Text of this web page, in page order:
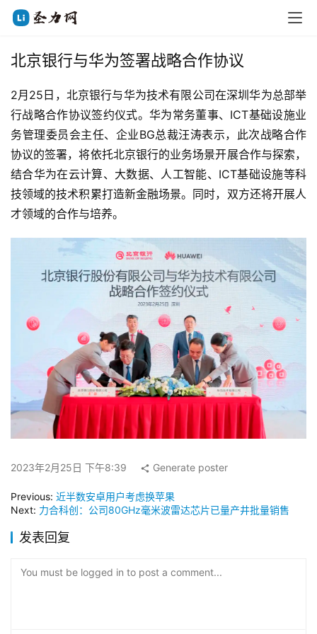
北京银行与华为签署战略合作协议
2月25日，北京银行与华为技术有限公司在深圳华为总部举
行战略合作协议签约仪式。华为常务董事、ICT基础设施业
务管理委员会主任、企业BG总裁汪涛表示，此次战略合作
协议的签署，将依托北京银行的业务场景开展合作与探索，
结合华为在云计算、大数据、人工智能、ICT基础设施等科
技领域的技术积累打造新金融场景。同时，双方还将开展人
才领域的合作与培养。
2023年2月25日 下午8:39 Generate poster
Previous: 近半数安卓用户考虑换苹果
Next: 力合科创：公司80GHz毫米波雷达芯片已量产井批量销售
发表回复
You must be logged in to post a comment...